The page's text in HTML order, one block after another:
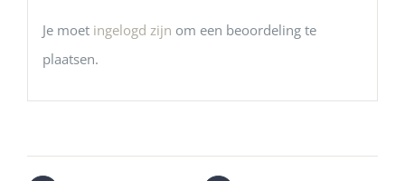
Je moet ingelogd zijn om een beoordeling te
plaatsen.